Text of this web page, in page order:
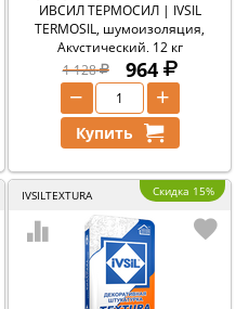
ИВСИЛ ТЕРМОСИЛ | IVSIL
TERMOSIL, шумоизоляция,
Акустический, 12 кг
1 128
964
+
−
Купить
IVSILTEXTURA Скидка 15%